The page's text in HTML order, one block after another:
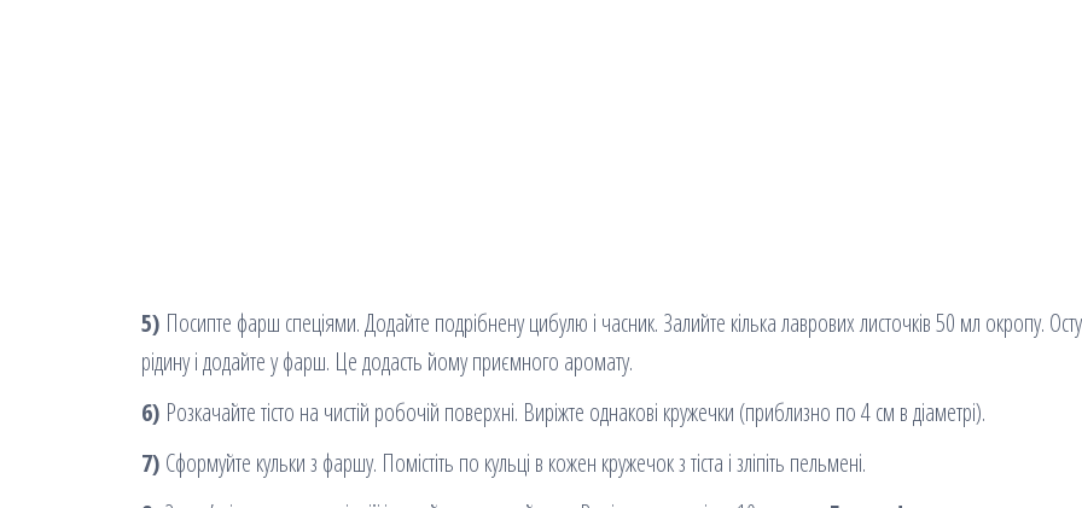
5) Посипте фарш спеціями. Додайте подрібнену цибулю і часник. Залийте кілька лаврових листочків 50 мл окропу.
рідину і додайте у фарш. Це додасть йому приємного аромату.
6) Розкачайте тісто на чистій робочій поверхні. Виріжте однакові кружечки (приблизно по 4 см в діаметрі).
7) Сформуйте кульки з фаршу. Помістіть по кульці в кожен кружечок з тіста і зліпіть пельмені.